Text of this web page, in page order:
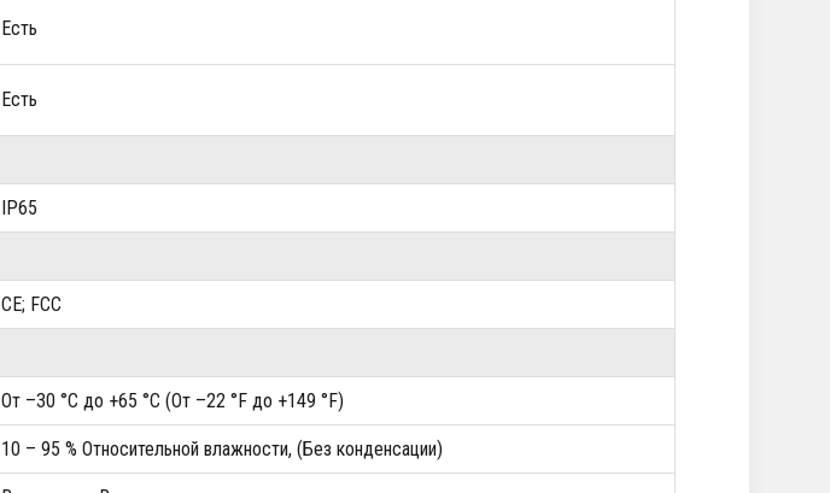
Есть
Есть
IP65
CE; FCC
От –30 °C до +65 °C (От –22 °F до +149 °F)
10 – 95 % Относительной влажности, (Без конденсации)